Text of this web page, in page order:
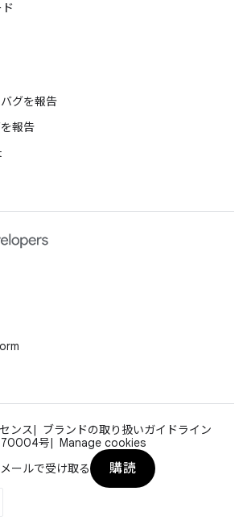
グを報告
報告
ンス
ブランドの取り扱いガイドライン
号
Manage cookies
ールで受け取る
購読